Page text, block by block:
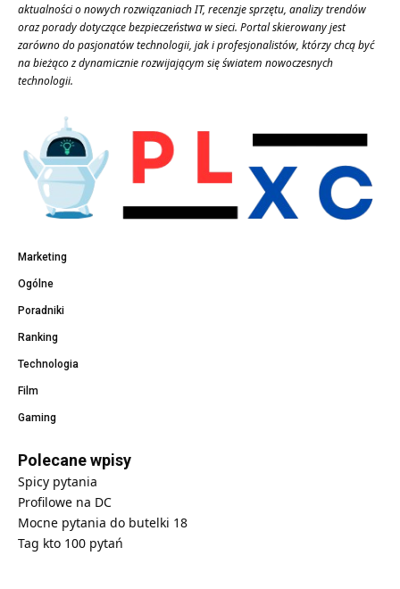
aktualności o nowych rozwiązaniach IT, recenzje sprzętu, analizy trendów
oraz porady dotyczące bezpieczeństwa w sieci. Portal skierowany jest
zarówno do pasjonatów technologii, jak i profesjonalistów, którzy chcą być
na bieżąco z dynamicznie rozwijającym się światem nowoczesnych
technologii.
Marketing
Ogólne
Poradniki
Ranking
Technologia
Film
Gaming
Polecane wpisy
Spicy pytania
Profilowe na DC
Mocne pytania do butelki 18
Tag kto 100 pytań